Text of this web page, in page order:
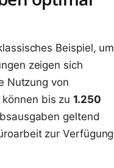
Beispiel, um
zeigen sich
Nutzung von
können bis zu1.250
geltend
zur Verfügung